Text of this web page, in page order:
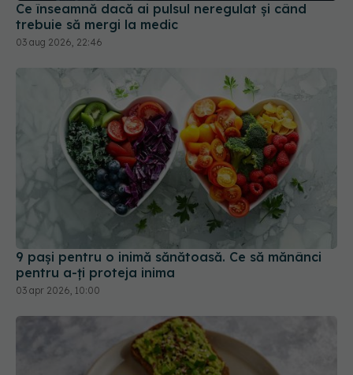
Ce înseamnă dacă ai pulsul neregulat și când
trebuie să mergi la medic
03 aug 2026, 22:46
9 pași pentru o inimă sănătoasă. Ce să mănânci
pentru a-ți proteja inima
03 apr 2026, 10:00